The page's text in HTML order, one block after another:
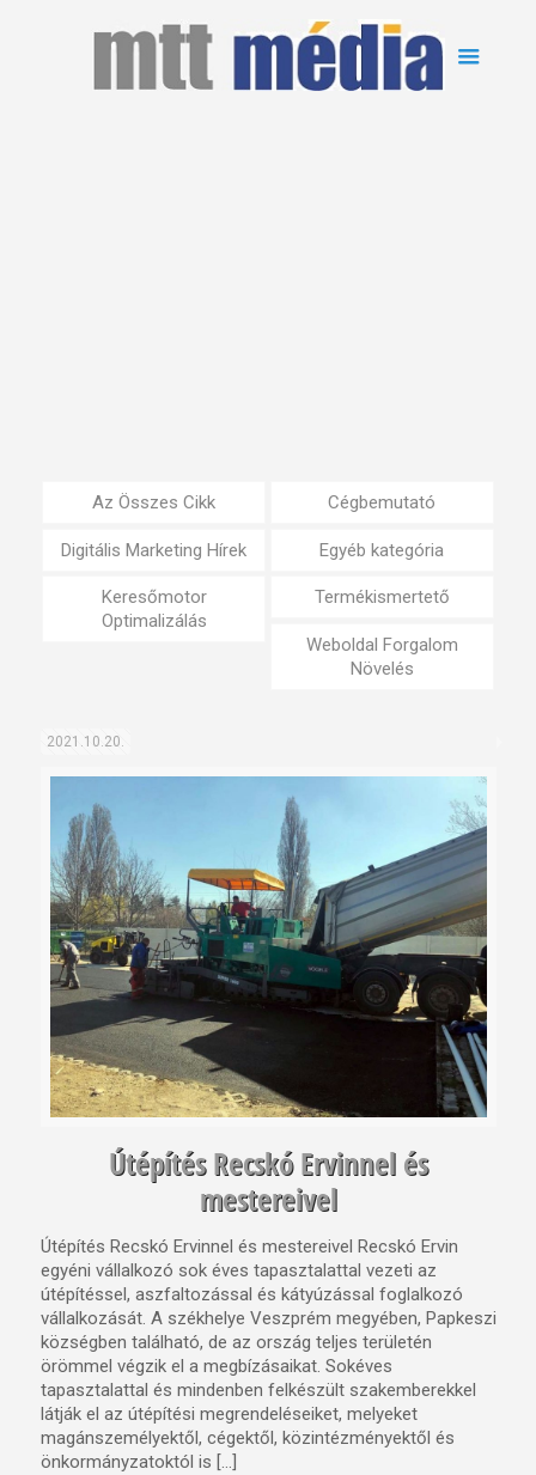
Az Összes Cikk Cégbemutató
Digitális Marketing Hírek Egyéb kategória
Keresőmotor
Optimalizálás
Termékismertető
Weboldal Forgalom
Növelés
2021.10.20.
Útépítés Recskó Ervinnel és
mestereivel
Útépítés Recskó Ervinnel és mestereivel Recskó Ervin
egyéni vállalkozó sok éves tapasztalattal vezeti az
útépítéssel, aszfaltozással és kátyúzással foglalkozó
vállalkozását. A székhelye Veszprém megyében, Papkeszi
községben található, de az ország teljes területén
örömmel végzik el a megbízásaikat. Sokéves
tapasztalattal és mindenben felkészült szakemberekkel
látják el az útépítési megrendeléseiket, melyeket
magánszemélyektől, cégektől, közintézményektől és
önkormányzatoktól is […]